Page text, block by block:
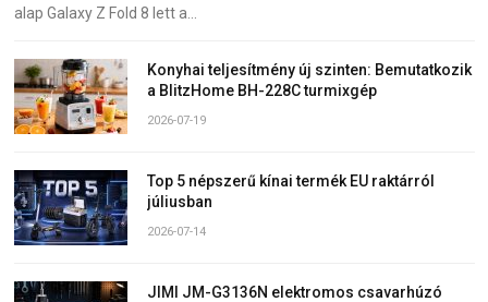
alap Galaxy Z Fold 8 lett a…
Konyhai teljesítmény új szinten: Bemutatkozik
a BlitzHome BH-228C turmixgép
2026-07-19
Top 5 népszerű kínai termék EU raktárról
júliusban
2026-07-14
JIMI JM-G3136N elektromos csavarhúzó